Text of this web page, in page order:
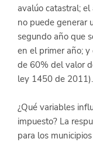
avalúo catastral;
no puede generar
segundo año que
en el primer año;
de 60% del valor
ley 1450 de 2011).
¿Qué variables
impuesto? La
para los